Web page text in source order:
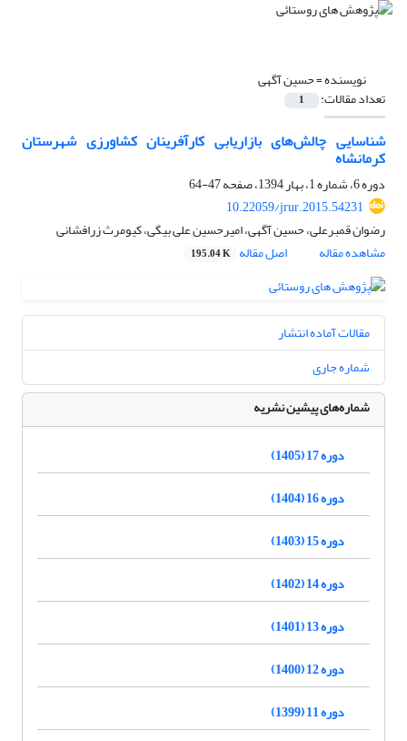
نویسنده =حسین آگهی
تعداد مقالات: 1
شناسایی چالش‌های بازاریابی کارآفرینان کشاورزی شهرستان
کرمانشاه
دوره 6، شماره 1، بهار 1394، صفحه
47-64
10.22059/jrur.2015.54231
رضوان قمبرعلی، حسین آگهی، امیرحسین علی بیگی، کیومرث زرافشانی
مشاهده مقاله
اصل مقاله 195.04 K
مقالات آماده انتشار
شماره جاری
شماره‌های پیشین نشریه
دوره 17 (1405)
دوره 16 (1404)
دوره 15 (1403)
دوره 14 (1402)
دوره 13 (1401)
دوره 12 (1400)
دوره 11 (1399)